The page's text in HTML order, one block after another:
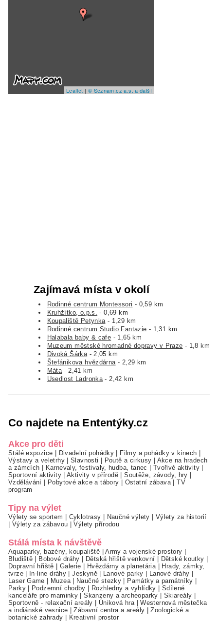
Leaflet | © Seznam.cz a.s. a další
Zajímavá místa v okolí
Rodinné centrum Montessori - 0,59 km
Kruhžítko, o.p.s.
- 0,69 km
Koupaliště Petynka - 1,29 km
Rodinné centrum Studio Fantazie - 1,31 km
Halabala baby & cafe - 1,65 km
Muzeum městské hromadné dopravy v Praze - 1,8 km
Divoká Šárka - 2,05 km
Štefánikova hvězdárna - 2,29 km
Máta - 2,41 km
Usedlost Ladronka - 2,42 km
Co najdete na Ententýky.cz
Akce pro děti
Stálé expozice Divadelní pohádky Filmy a pohádky v kinech
Výstavy a veletrhy|Slavnosti Poutě a cirkusy
Akce na hradech
a zámcích
Karnevaly, festivaly, hudba, tanec Tvořivé aktivity
Sportovní aktivity|Aktivity v přírodě |Soutěže, závody, hry
Vzdělávání
Pobytové akce a tábory Ostatní zábava|TV
program
Tipy na výlet
Výlety se sportem Cyklotrasy Naučné výlety
Výlety za historií
Výlety za zábavou |Výlety přírodou
Stálá místa k návštěvě
Aquaparky, bazény, koupaliště |Army a vojenské prostory
Bludiště
Bobové dráhy Dětská hřiště venkovní Dětské koutky
Dopravní hřiště
Galerie Hvězdárny a planetária|
Hrady, zámky,
tvrze| In-line dráhy |Jeskyně| Lanové parky Lanové dráhy
Laser Game
Muzea| Naučné stezky Památky a památníky
Parky| Podzemní chodby Rozhledny a vyhlídky
Sdílené
kanceláře pro maminky |Skanzeny a archeoparky Skiareály
Sportovně - relaxační areály
Úniková hra|Westernová městečka
a indiánské vesnice |Zábavní centra a areály |Zoologické a
botanické zahrady
Kreativní prostor